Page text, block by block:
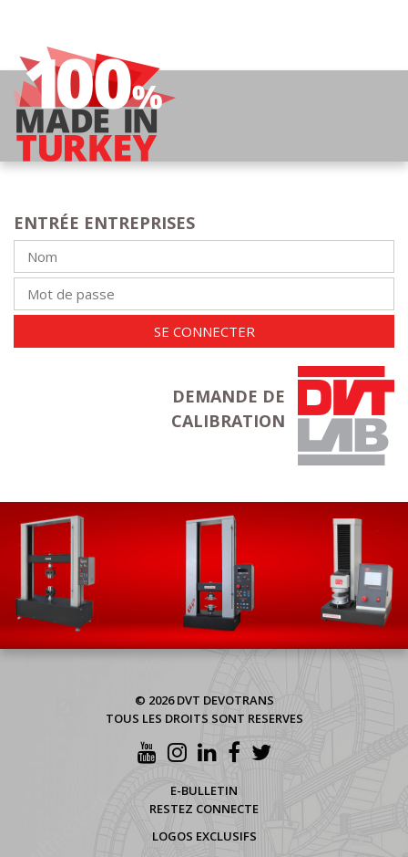
ENTRÉE ENTREPRISES
SE CONNECTER
DEMANDE DE
CALIBRATION
© 2026 DVT DEVOTRANS
TOUS LES DROITS SONT RESERVES
E-BULLETIN
RESTEZ CONNECTE
LOGOS EXCLUSIFS